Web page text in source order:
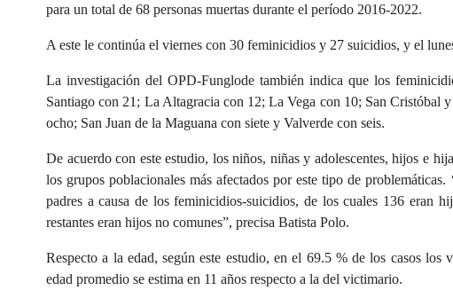
para un total de 68 personas muertas durante el período 2016-2022.
A este le continúa el viernes con 30 feminicidios y 27 suicidios, y el
La investigación del OPD-Funglode también indica que los
Santiago con 21; La Altagracia con 12; La Vega con 10; San Cristóbal
ocho; San Juan de la Maguana con siete y Valverde con seis.
De acuerdo con este estudio, los niños, niñas y adolescentes, hijos e
los grupos poblacionales más afectados por este tipo de
padres a causa de los feminicidios-suicidios, de los cuales 136 eran
restantes eran hijos no comunes”, precisa Batista Polo.
Respecto a la edad, según este estudio, en el 69.5 % de los casos
edad promedio se estima en 11 años respecto a la del victimario.